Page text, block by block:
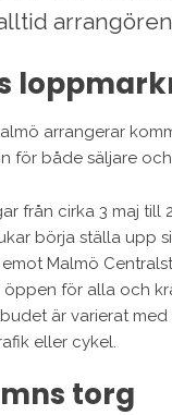
arrangerar
för både säljare
från cirka 3 maj till
börja ställa upp
Malmö
öppen för alla och
är varierat
eller cykel.
torg